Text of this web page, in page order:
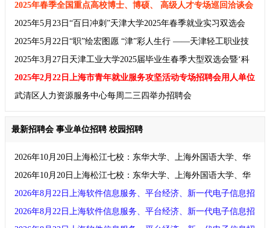
一场）暨校企对接会用人单位邀请函
2025年春季全国重点高校博士、博硕、 高级人才专场巡回洽谈会
及招聘会
2025年5月23日“百日冲刺”天津大学2025年春季就业实习双选会
2025年5月22日“职”绘宏图愿 “津”彩人生行 ——天津轻工职业技
术学院2025年校园双选会
2025年3月27日天津工业大学2025届毕业生春季大型双选会暨‘科
创天工’校企对接会
2025年2月22日上海市青年就业服务攻坚活动专场招聘会用人单位
邀请函(上海春季招聘会)
武清区人力资源服务中心每周二三四举办招聘会
最新招聘会 事业单位招聘 校园招聘
2026年10月20日上海松江七校：东华大学、上海外国语大学、华
东政法大学、上海对外经贸大学、上海工程技术大学、上海立信
会计金融学院、上海视觉艺术学院2027届秋季联合招聘会
2026年10月20日上海松江七校：东华大学、上海外国语大学、华
东政法大学、上海对外经贸大学、上海工程技术大学、上海立信
会计金融学院、上海视觉艺术学院2027届秋季联合招聘会
2026年8月22日上海软件信息服务、平台经济、新一代电子信息招
聘会（IT互联网、人工智能、电子半导体、电商大数据、文化传
2026年8月22日上海软件信息服务、平台经济、新一代电子信息招